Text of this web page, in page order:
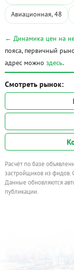
Авиационная, 48
← Динамика цен на
пояса, первичный
адрес можно здесь.
Смотреть рынок:
Расчёт по базе
застройщиков из
Данные обновляются
публикации.